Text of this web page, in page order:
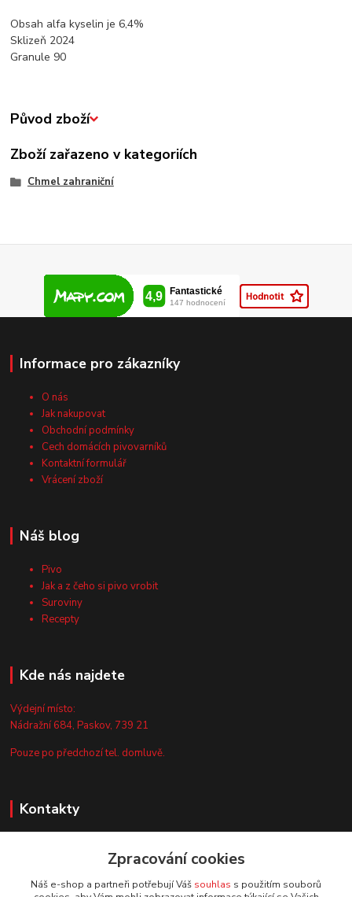
Obsah alfa kyselin je 6,4%
Sklizeň 2024
Granule 90
Původ zboží
Zboží zařazeno v kategoriích
Chmel zahraniční
Informace pro zákazníky
O nás
Jak nakupovat
Obchodní podmínky
Cech domácích pivovarníků
Kontaktní formulář
Vrácení zboží
Náš blog
Pivo
Jak a z čeho si pivo vrobit
Suroviny
Recepty
Kde nás najdete
Výdejní místo:
Nádražní 684, Paskov, 739 21
Pouze po předchozí tel. domluvě.
Kontakty
+420 735 044 675Zpracování cookies
Náš e-shop a partneři potřebují Váš souhlas s použitím souborů